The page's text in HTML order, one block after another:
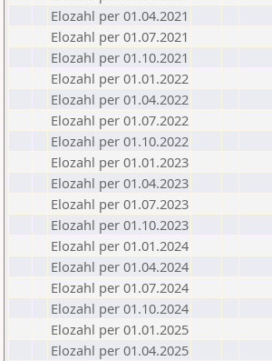
Elozahl per 01.04.2021
Elozahl per 01.07.2021
Elozahl per 01.10.2021
Elozahl per 01.01.2022
Elozahl per 01.04.2022
Elozahl per 01.07.2022
Elozahl per 01.10.2022
Elozahl per 01.01.2023
Elozahl per 01.04.2023
Elozahl per 01.07.2023
Elozahl per 01.10.2023
Elozahl per 01.01.2024
Elozahl per 01.04.2024
Elozahl per 01.07.2024
Elozahl per 01.10.2024
Elozahl per 01.01.2025
Elozahl per 01.04.2025